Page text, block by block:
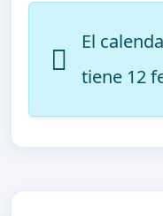
El
tiene 12